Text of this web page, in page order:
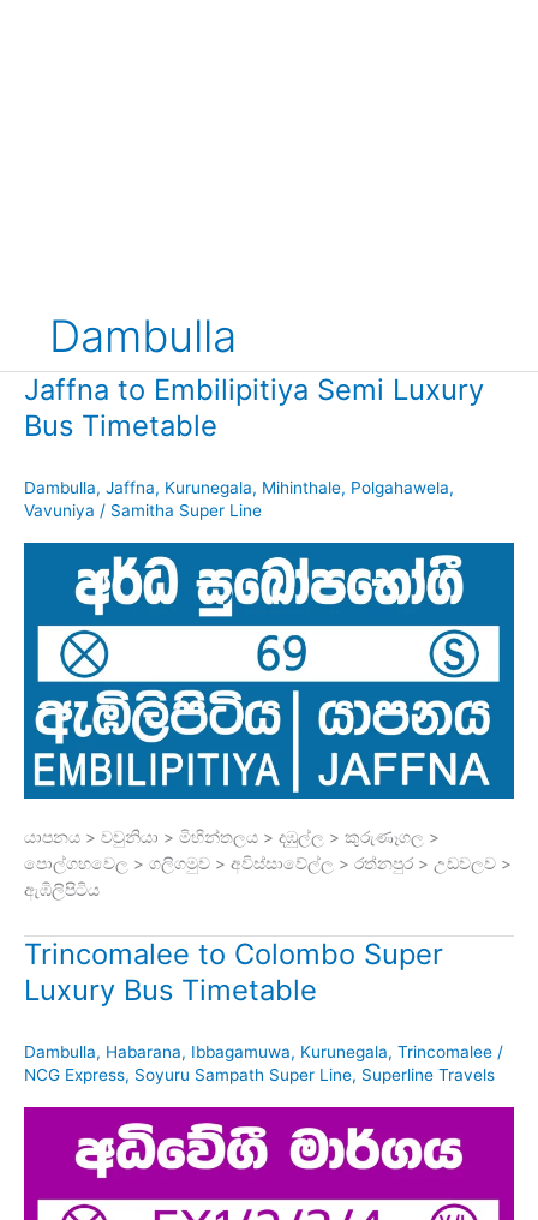
Dambulla
Jaffna to Embilipitiya Semi Luxury
Bus Timetable
Dambulla, Jaffna, Kurunegala, Mihinthale, Polgahawela,
Vavuniya / Samitha Super Line
යාපනය > වවුනියා > මිහින්තලය > දඹුල්ල > කුරුණෑගල >
පොල්ගහවෙල > ගලිගමුව > අවිස්සාවේල්ල > රත්නපුර > උඩවලව >
ඇඹිලිපිටිය
Trincomalee to Colombo Super
Luxury Bus Timetable
Dambulla, Habarana, Ibbagamuwa, Kurunegala, Trincomalee /
NCG Express, Soyuru Sampath Super Line, Superline Travels